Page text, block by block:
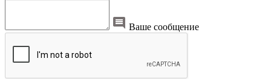
Ваше сообщение